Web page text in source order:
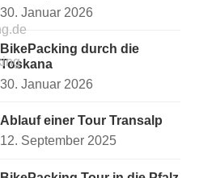
30. Januar 2026
BikePacking durch die
Toskana
30. Januar 2026
Ablauf einer Tour Transalp
12. September 2025